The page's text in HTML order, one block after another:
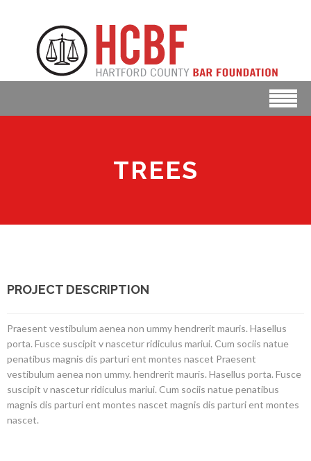
TREES
PROJECT DESCRIPTION
Praesent vestibulum aenea non ummy hendrerit mauris. Hasellus
porta. Fusce suscipit v nascetur ridiculus mariui. Cum sociis natue
penatibus magnis dis parturi ent montes nascet Praesent
vestibulum aenea non ummy. hendrerit mauris. Hasellus porta. Fusce
suscipit vnascetur ridiculus mariui. Cum sociis natue penatibus
magnis dis parturi ent montes nascet magnis dis parturi ent montes
nascet.